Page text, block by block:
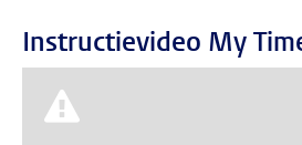
Instructievideo My